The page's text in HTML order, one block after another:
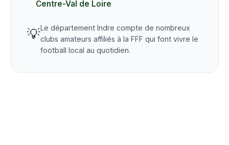
Centre-Val de Loire
💡Le département Indre compte de nombreux
clubs amateurs affiliés à la FFF qui font vivre le
football local au quotidien.